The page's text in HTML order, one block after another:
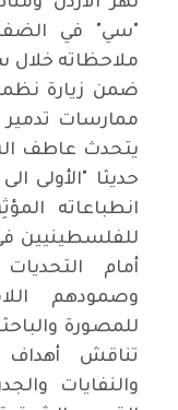
"سي" في
ملاحظاته خلال
ضمن زيارة
ممارسات
يتحدث عاطف
انطباعاته
للفلسطينيين
أمام
وصمودهم
للمصورة
تناقش
والنفايات